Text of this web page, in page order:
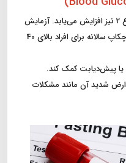
با افزایش سن، احتمال ابتلا به دیابت نوع 2 نیز افزایش می‌یابد. آزمایش
گلوکز خون یکی از مهم‌ترین آزمایش‌های چکاپ سالانه برای افراد بالای 40
پیش‌دیابت کمک کند.
شدید آن مانند مشکلات